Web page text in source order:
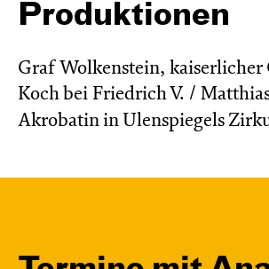
Produktionen
Graf Wolkenstein, kaiserlicher
Koch bei Friedrich V. /
Akrobatin in Ulenspiegels